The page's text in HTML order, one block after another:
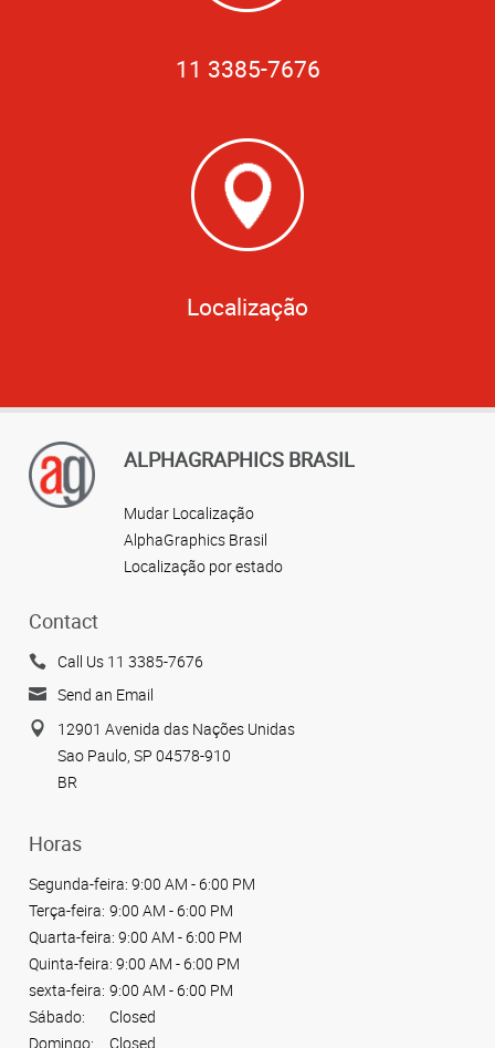
11 3385-7676
Localização
ALPHAGRAPHICS BRASIL
Mudar Localização
AlphaGraphics Brasil
Localização por estado
Contact
Call Us 11 3385-7676
Send an Email
12901 Avenida das Nações Unidas
Sao Paulo, SP 04578-910
BR
Horas
Segunda-feira: 9:00 AM - 6:00 PM
Terça-feira: 9:00 AM - 6:00 PM
Quarta-feira: 9:00 AM - 6:00 PM
Quinta-feira: 9:00 AM - 6:00 PM
sexta-feira: 9:00 AM - 6:00 PM
Sábado:
Closed
Domingo:
Closed